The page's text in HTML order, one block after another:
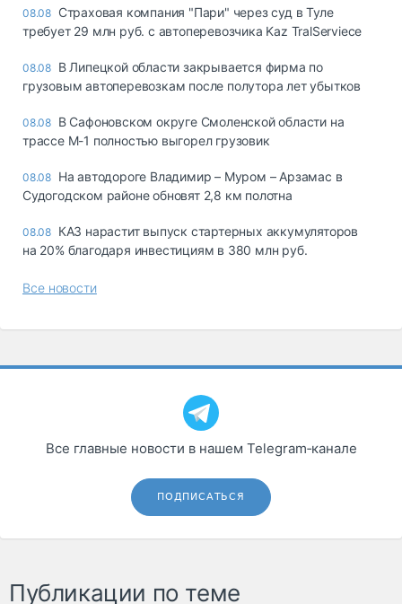
08.08 Страховая компания "Пари" через суд в Туле
требует 29 млн руб. с автоперевозчика Kaz TralServiece
08.08 В Липецкой области закрывается фирма по
грузовым автоперевозкам после полутора лет убытков
08.08 В Сафоновском округе Смоленской области на
трассе М-1 полностью выгорел грузовик
08.08 На автодороге Владимир – Муром – Арзамас в
Судогодском районе обновят 2,8 км полотна
08.08 КАЗ нарастит выпуск стартерных аккумуляторов
на 20% благодаря инвестициям в 380 млн руб.
Все новости
Все главные новости в нашем Telegram‑канале
ПОДПИСАТЬСЯ
Публикации по теме